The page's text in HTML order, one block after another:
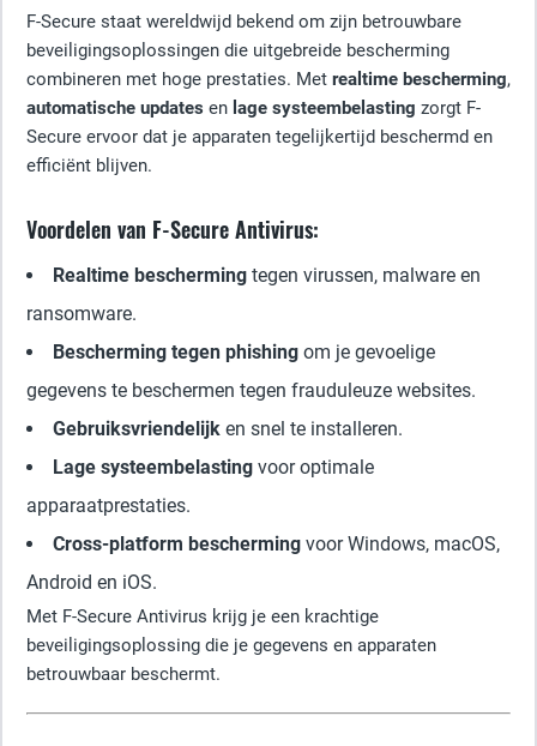
F-Secure staat wereldwijd bekend om zijn betrouwbare
beveiligingsoplossingen die uitgebreide bescherming
combineren met hoge prestaties. Met realtime bescherming,
automatische updates en lage systeembelasting zorgt F-
Secure ervoor dat je apparaten tegelijkertijd beschermd en
efficiënt blijven.
Voordelen van F-Secure Antivirus:
Realtime bescherming tegen virussen, malware en
ransomware.
Bescherming tegen phishing om je gevoelige
gegevens te beschermen tegen frauduleuze websites.
Gebruiksvriendelijk en snel te installeren.
Lage systeembelasting voor optimale
apparaatprestaties.
Cross-platform bescherming voor Windows, macOS,
Android en iOS.
Met F-Secure Antivirus krijg je een krachtige
beveiligingsoplossing die je gegevens en apparaten
betrouwbaar beschermt.